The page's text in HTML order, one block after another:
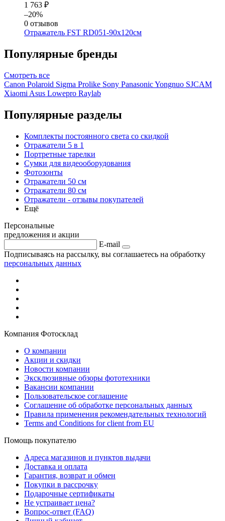
1 763 ₽
–20%
0 отзывов
Отражатель FST RD051-90х120см
Популярные бренды
Смотреть все
Canon Polaroid Sigma Prolike Sony PanasonicYongnuo SJCAM
Xiaomi Asus Lowepro Raylab
Популярные разделы
Комплекты постоянного света со скидкой
Отражатели 5 в 1
Портретные тарелки
Сумки для видеооборудования
Фотозонты
Отражатели 50 см
Отражатели 80 см
Отражатели - отзывы покупателей
Ещё
Персональные
предложения и акции
E-mail
Подписываясь на рассылку, вы соглашаетесь на обработку
персональных данных
Компания Фотосклад
О компании
Акции и скидки
Новости компании
Эксклюзивные обзоры фототехники
Вакансии компании
Пользовательское соглашение
Соглашение об обработке персональных данных
Правила применения рекомендательных технологий
Terms and Conditions for client from EU
Помощь покупателю
Адреса магазинов и пунктов выдачи
Доставка и оплата
Гарантия, возврат и обмен
Покупки в рассрочку
Подарочные сертификаты
Не устраивает цена?
Вопрос-ответ (FAQ)